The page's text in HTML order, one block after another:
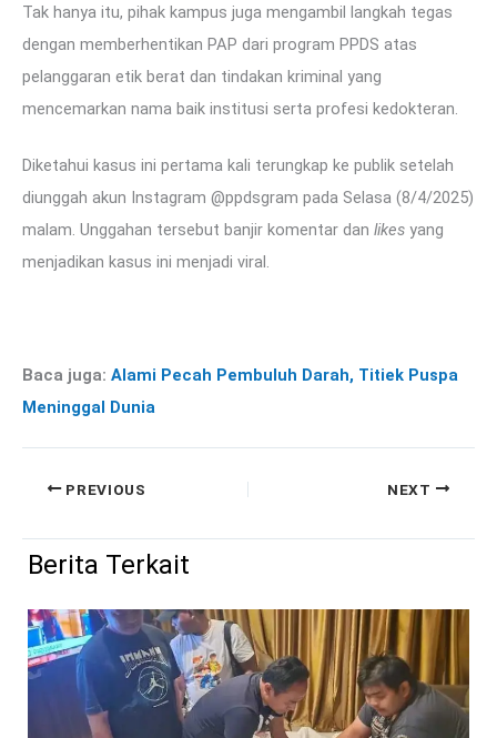
Tak hanya itu, pihak kampus juga mengambil langkah tegas
dengan memberhentikan PAP dari program PPDS atas
pelanggaran etik berat dan tindakan kriminal yang
mencemarkan nama baik institusi serta profesi kedokteran.
Diketahui kasus ini pertama kali terungkap ke publik setelah
diunggah akun Instagram @ppdsgram pada Selasa (8/4/2025)
malam. Unggahan tersebut banjir komentar dan likes yang
menjadikan kasus ini menjadi viral.
Baca juga: Alami Pecah Pembuluh Darah, Titiek Puspa
Meninggal Dunia
PREVIOUS NEXT
Berita Terkait